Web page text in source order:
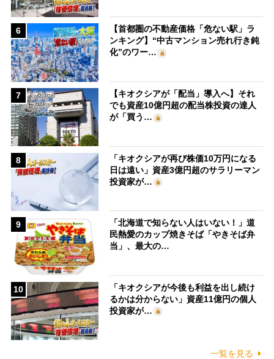
6
【首都圏の不動産価格「危ない駅」ラ
ンキング】“中古マンション売れ行き鈍
化”のワー…
7
【キオクシアが「配当」導入へ】それ
でも資産10億円超の配当株投資の達人
が「買う…
8
「キオクシアが再び株価10万円になる
日は遠い」資産3億円超のサラリーマン
投資家が…
9
「北海道で知らない人はいない！」道
民熱愛のカップ焼きそば「やきそば弁
当」、最大の…
10
「キオクシアが今後も利益を出し続け
るかは分からない」資産11億円の個人
投資家が…
一覧を見る